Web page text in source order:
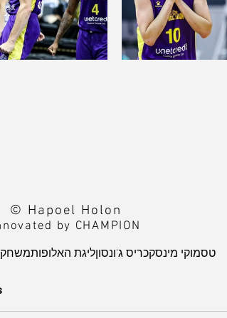
משחקליגת האלופותכריס ג'ונסוןטסמוקי מינסק
© Hapoel Holon
by CHAMPION